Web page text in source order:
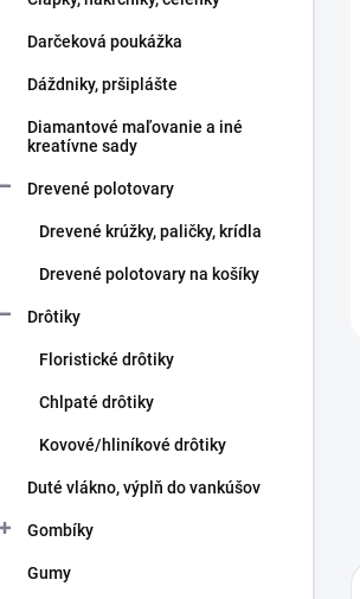
Darčeková poukážka
Dáždniky, pršiplášte
Diamantové maľovanie a iné
kreatívne sady
Drevené polotovary
Drevené krúžky, paličky, krídla
Drevené polotovary na košíky
Drôtiky
Floristické drôtiky
Chlpaté drôtiky
Kovové/hliníkové drôtiky
Duté vlákno, výplň do vankúšov
Gombíky
Gumy